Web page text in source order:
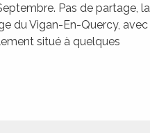
Pas de partage, la
du Vigan-En-Quercy, avec
situé à quelques